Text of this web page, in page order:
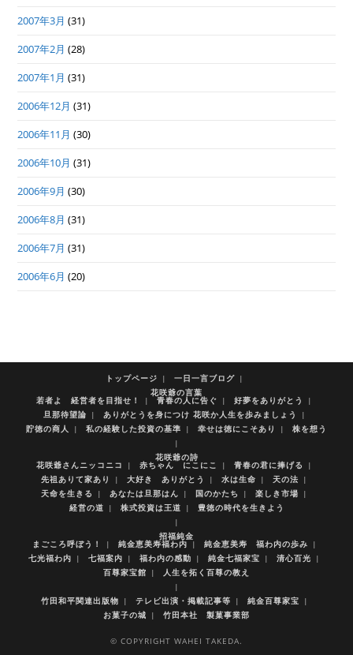
2007年3月 (31)
2007年2月 (28)
2007年1月 (31)
2006年12月 (31)
2006年11月 (30)
2006年10月 (31)
2006年9月 (30)
2006年8月 (31)
2006年7月 (31)
2006年6月 (20)
トップページ
一日一言ブログ
花咲爺の言葉
若者よ 経営者を目指せ！ 青春の人に告ぐ
好夢をありがとう
旦那待望論
ありがとうを身につけ 花咲か人生を歩みましょう
貯徳の商人
私の経験した投資の基準 幸せは徳にこそあり 株を想う
花咲爺の詩
花咲爺さんニッコニコ 赤ちゃん にこにこ
青春の君に捧げる
先祖ありて家あり
大好き ありがとう 水は生命
天の法
天命を生きる
あなたは旦那はん 国のかたち
楽しき市場
経営の道
株式投資は王道 豊徳の時代を生きよう
招福純金
まごころ呼ぼう！ 純金恵美寿福わ内
純金恵美寿 福わ内の歩み
七光福わ内
七福案内 福わ内の感動 純金七福家宝
清心百光
百尊家宝館
人生を拓く百尊の教え
竹田和平関連出版物 テレビ出演・掲載記事等
純金百尊家宝
お菓子の城
竹田本社 製菓事業部
© COPYRIGHT WAHEI TAKEDA.